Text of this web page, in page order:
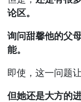
论区。
询问甜馨他的父
能。
即使，这一问题
但她还是大方的